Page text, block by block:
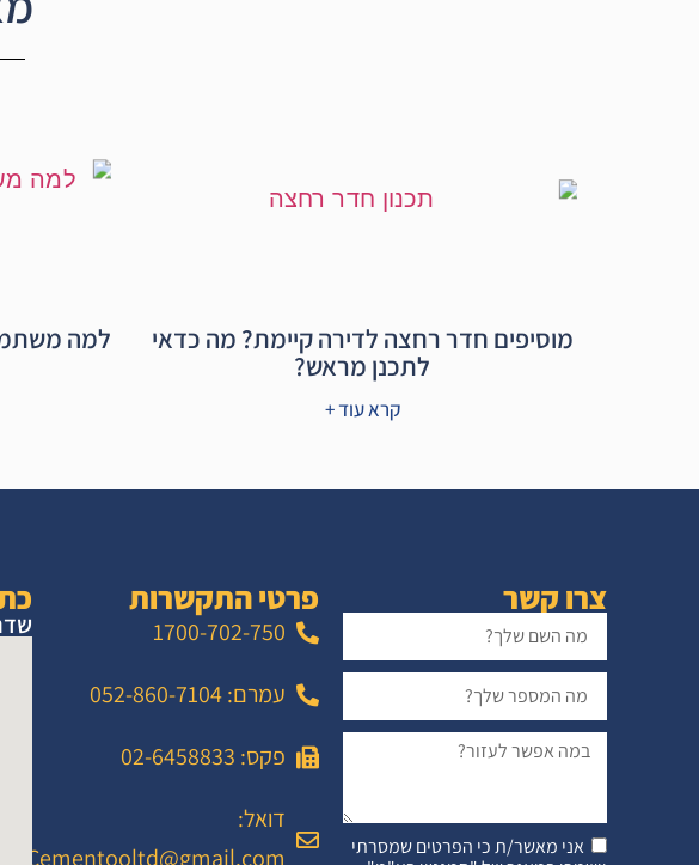
מוסיפים חדר רחצה לדירה קיימת? מה כדאי
לתכנן מראש?
קרא עוד +
למה
צרו קשר
אני מאשר/ת כי הפרטים שמסרתי
פרטי התקשרות
1700-702-750
עמרם: 052-860-7104
פקס: 02-6458833
דואל:
Cementooltd@gmail.com